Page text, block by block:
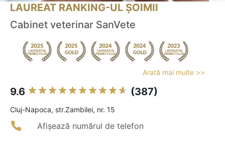
LAUREAT RANKING-UL ȘOIMII
Cabinet veterinar SanVete
Arată mai multe >>
9.6 (387)
Cluj-Napoca, str.Zambilei, nr. 15
Afișează numărul de telefon